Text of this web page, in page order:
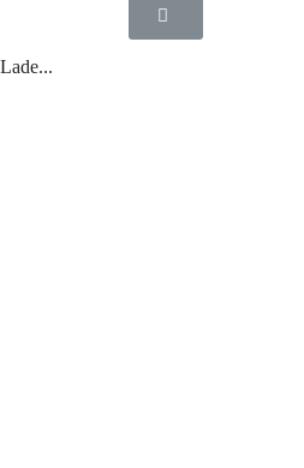
Lade...